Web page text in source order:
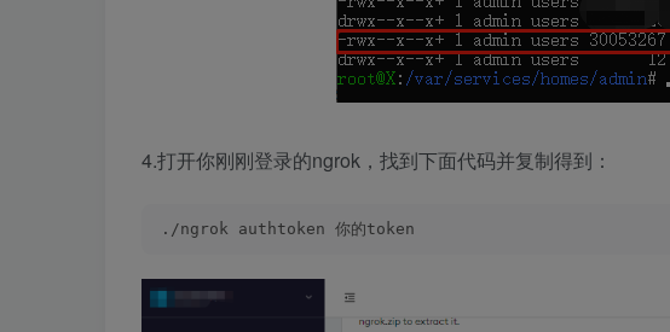
4.打开你刚刚登录的ngrok，找到下面代码并复制得到：
./ngrok authtoken 你的token